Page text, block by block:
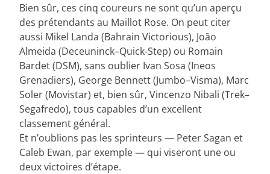
Bien sûr, ces cinq coureurs ne sont qu’un aperçu
des prétendants au Maillot Rose. On peut citer
aussi Mikel Landa (Bahrain Victorious), João
Almeida (Deceuninck–Quick-Step) ou Romain
Bardet (DSM), sans oublier Ivan Sosa (Ineos
Grenadiers), George Bennett (Jumbo–Visma), Marc
Soler (Movistar) et, bien sûr, Vincenzo Nibali (Trek–
Segafredo), tous capables d’un excellent
classement général.
Et n’oublions pas les sprinteurs — Peter Sagan et
Caleb Ewan, par exemple — qui viseront une ou
deux victoires d’étape.